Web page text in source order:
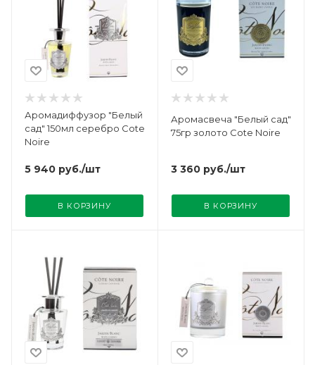
Аромадиффузор "Белый
сад" 150мл серебро Cote
Noire
5 940 руб./шт
В КОРЗИНУ
Аромасвеча "Белый сад"
75гр золото Cote Noire
3 360 руб./шт
В КОРЗИНУ